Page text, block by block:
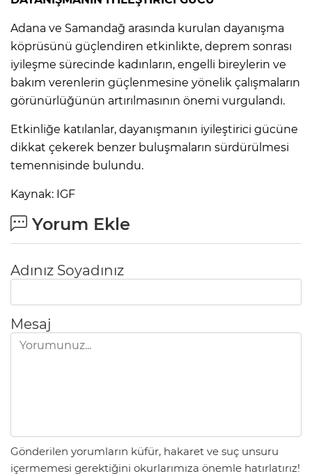
Adana ve Samandağ arasında kurulan dayanışma
köprüsünü güçlendiren etkinlikte, deprem sonrası
iyileşme sürecinde kadınların, engelli bireylerin ve
bakım verenlerin güçlenmesine yönelik çalışmaların
görünürlüğünün artırılmasının önemi vurgulandı.
Etkinliğe katılanlar, dayanışmanın iyileştirici gücüne
dikkat çekerek benzer buluşmaların sürdürülmesi
temennisinde bulundu.
Kaynak: IGF
Yorum Ekle
Adınız Soyadınız
Mesaj
Gönderilen yorumların küfür, hakaret ve suç unsuru
içermemesi gerektiğini okurlarımıza önemle hatırlatırız!